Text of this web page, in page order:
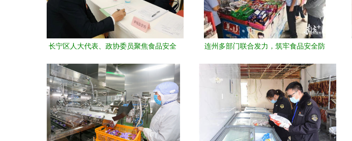
长宁区人大代表、政协委员聚焦食品安全
连州多部门联合发力，筑牢食品安全防